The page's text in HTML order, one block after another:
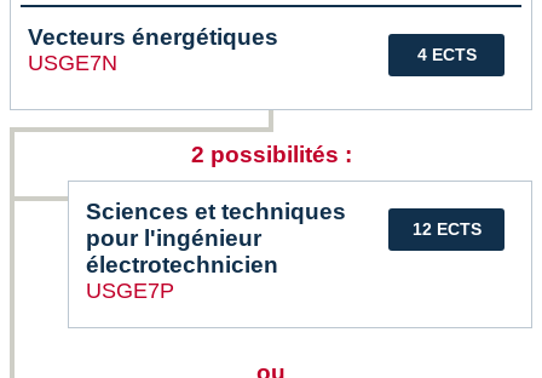
4 ECTS
Vecteurs énergétiques
USGE7N
2 possibilités :
12 ECTS
Sciences et techniques
pour l'ingénieur
électrotechnicien
USGE7P
ou